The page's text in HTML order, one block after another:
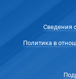
Сведения
Политика в